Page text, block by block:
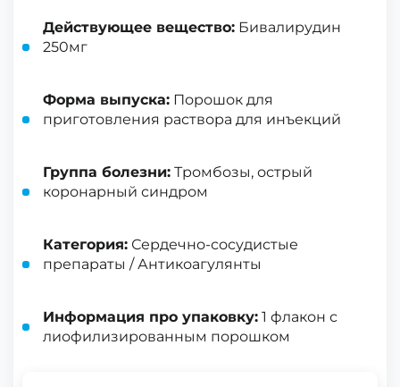
Действующее вещество: Бивалирудин
250мг
Форма выпуска: Порошок для
приготовления раствора для инъекций
Группа болезни: Тромбозы, острый
коронарный синдром
Категория: Сердечно-сосудистые
препараты / Антикоагулянты
Информация про упаковку: 1 флакон с
лиофилизированным порошком